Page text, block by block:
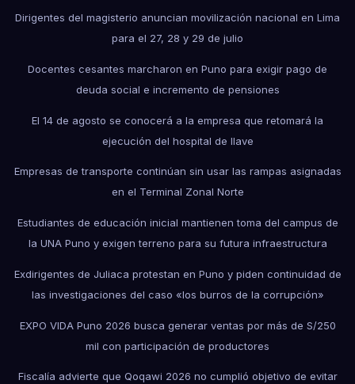
Dirigentes del magisterio anuncian movilización nacional en Lima
para el 27, 28 y 29 de julio
Docentes cesantes marcharon en Puno para exigir pago de
deuda social e incremento de pensiones
El 14 de agosto se conocerá a la empresa que retomará la
ejecución del hospital de Ilave
Empresas de transporte continúan sin usar las rampas asignadas
en el Terminal Zonal Norte
Estudiantes de educación inicial mantienen toma del campus de
la UNA Puno y exigen terreno para su futura infraestructura
Exdirigentes de Juliaca protestan en Puno y piden continuidad de
las investigaciones del caso «los burros de la corrupción»
EXPO VIDA Puno 2026 busca generar ventas por más de S/250
mil con participación de productores
Fiscalía advierte que Qoqawi 2026 no cumplió objetivo de evitar